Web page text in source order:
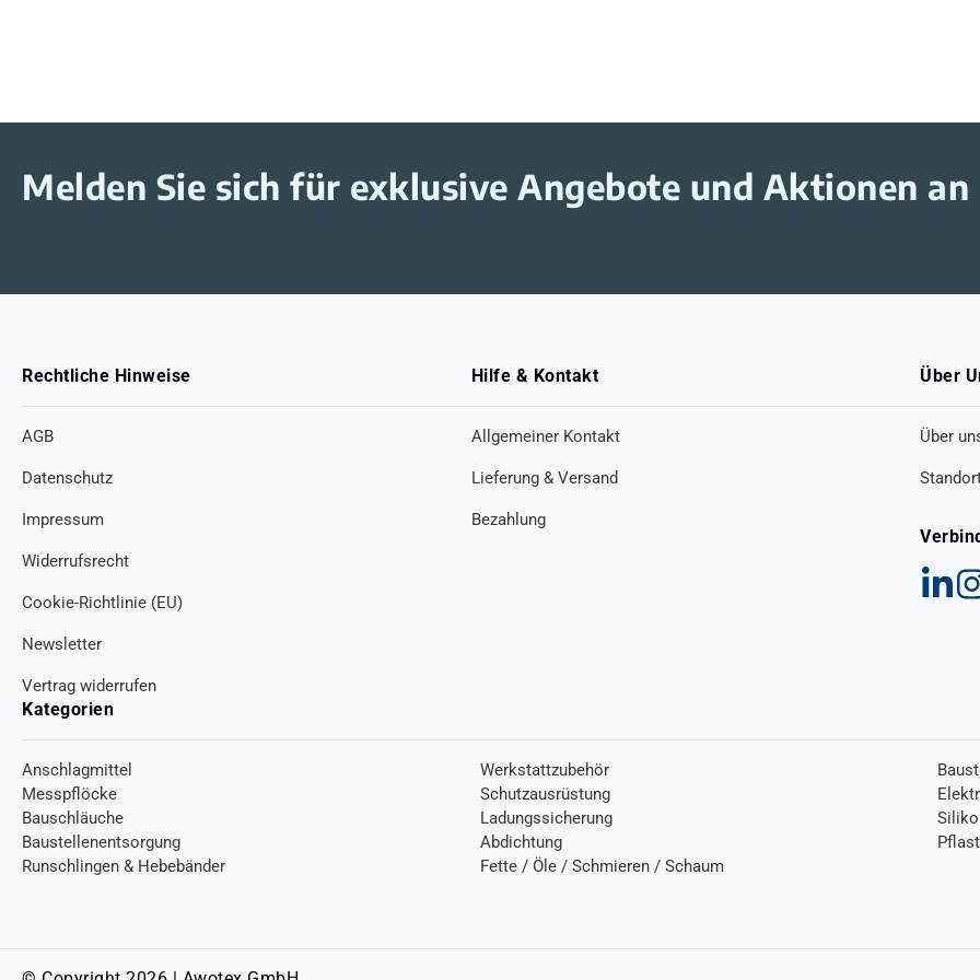
Melden Sie sich für exklusive Angebote und Aktionen an
Rechtliche Hinweise
AGB
Datenschutz
Impressum
Widerrufsrecht
Cookie-Richtlinie (EU)
Newsletter
Vertrag widerrufen
Hilfe & Kontakt
Allgemeiner Kontakt
Lieferung & Versand
Bezahlung
Kategorien
Anschlagmittel Werkstattzubehör
Messpflöcke
Schutzausrüstung
Bauschläuche
Ladungssicherung
Baustellenentsorgung
Abdichtung
Runschlingen & Hebebänder
Fette / Öle / Schmieren / Schaum
Über
Über